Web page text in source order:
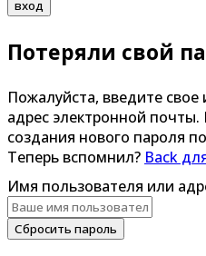
вход
Потеряли свой
Пожалуйста, введите
адрес электронной
создания нового пароля
Теперь вспомнил? Back
Имя пользователя или
Сбросить пароль